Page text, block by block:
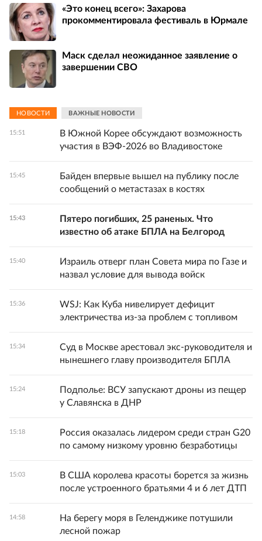
«Это конец всего»: Захарова
прокомментировала фестиваль в Юрмале
Маск сделал неожиданное заявление о
завершении СВО
НОВОСТИ ВАЖНЫЕ НОВОСТИ
15:51
В Южной Корее обсуждают возможность
участия в ВЭФ-2026 во Владивостоке
15:45
Байден впервые вышел на публику после
сообщений о метастазах в костях
15:43
Пятеро погибших, 25 раненых. Что
известно об атаке БПЛА на Белгород
15:40
Израиль отверг план Совета мира по Газе и
назвал условие для вывода войск
15:36
WSJ: Как Куба нивелирует дефицит
электричества из-за проблем с топливом
15:34
Суд в Москве арестовал экс-руководителя и
нынешнего главу производителя БПЛА
15:24
Подполье: ВСУ запускают дроны из пещер
у Славянска в ДНР
15:18
Россия оказалась лидером среди стран G20
по самому низкому уровню безработицы
15:03
В США королева красоты борется за жизнь
после устроенного братьями 4 и 6 лет ДТП
14:58
На берегу моря в Геленджике потушили
лесной пожар